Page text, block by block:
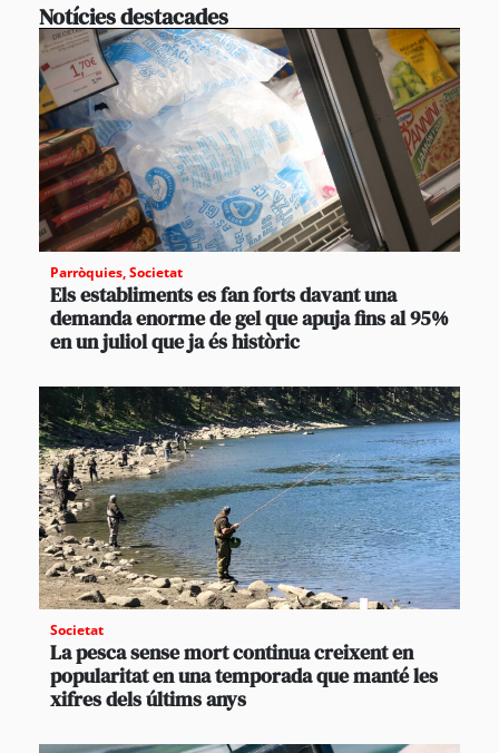
Notícies destacades
Parròquies,Societat
Els establiments es fan forts davant una
demanda enorme de gel que apuja fins al 95%
en un juliol que ja és històric
Societat
La pesca sense mort continua creixent en
popularitat en una temporada que manté les
xifres dels últims anys